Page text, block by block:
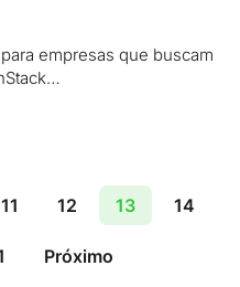
empresas que buscam
11 12 13 14
Próximo